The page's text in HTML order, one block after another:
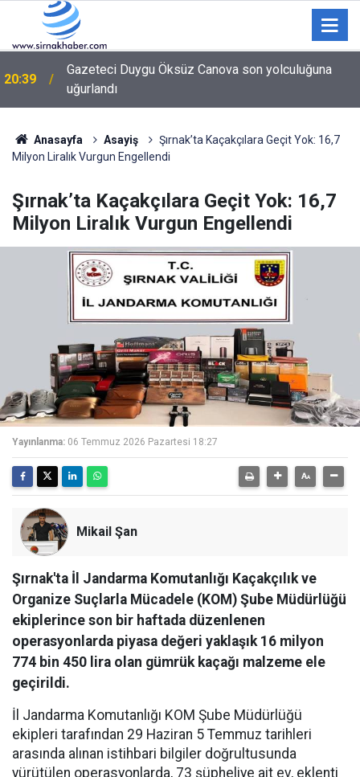
20:39
Gazeteci Duygu Öksüz Canova son yolculuğuna
uğurlandı
20:21
Hayırsever İş İnsanı Şerif Selçuk’tan Cizre Devlet
Hastanesine Ziyaret
Anasayfa Asayiş
Şırnak’ta Kaçakçılara Geçit Yok: 16,7
Milyon Liralık Vurgun Engellendi
Şırnak’ta Kaçakçılara Geçit Yok: 16,7
Milyon Liralık Vurgun Engellendi
Yayınlanma: 06 Temmuz 2026 Pazartesi 18:27
Mikail Şan
Şırnak'ta İl Jandarma Komutanlığı Kaçakçılık ve
Organize Suçlarla Mücadele (KOM) Şube Müdürlüğü
ekiplerince son bir haftada düzenlenen
operasyonlarda piyasa değeri yaklaşık 16 milyon
774 bin 450 lira olan gümrük kaçağı malzeme ele
geçirildi.
İl Jandarma Komutanlığı KOM Şube Müdürlüğü
ekipleri tarafından 29 Haziran 5 Temmuz tarihleri
arasında alınan istihbari bilgiler doğrultusunda
yürütülen operasyonlarda, 73 şüpheliye ait ev, eklenti